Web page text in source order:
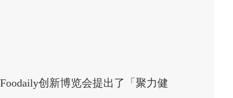
创新博览会提出了「聚力健